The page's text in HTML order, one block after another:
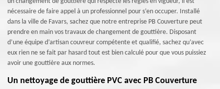
nécessaire de faire appel à un professionnel pour s’en occuper. Installé
dans la ville de Favars, sachez que notre entreprise PB Couverture peut
prendre en main vos travaux de changement de gouttière. Disposant
d’une équipe d’artisan couvreur compétente et qualifié, sachez qu’avec
eux rien ne se fait par hasard tout est bien calculé pour que vous puissiez
avoir une gouttière aux normes.
Un nettoyage de gouttière PVC avec PB Couverture